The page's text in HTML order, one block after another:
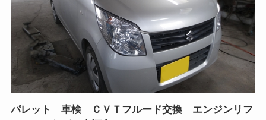
パレット 車検 ＣＶＴフルード交換 エンジンリフ